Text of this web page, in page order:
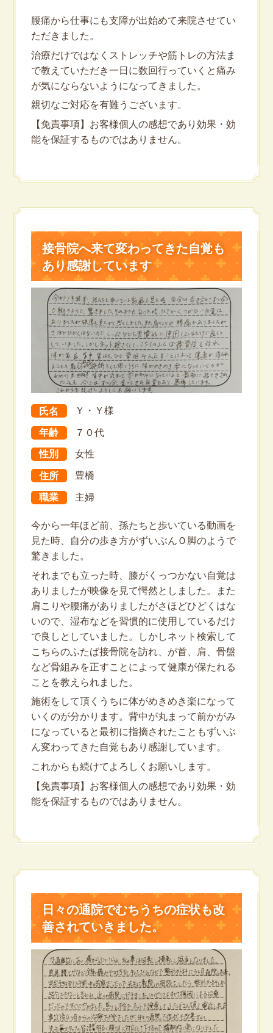
腰痛から仕事にも支障が出始めて来院させてい
ただきました。
治療だけではなくストレッチや筋トレの方法ま
で教えていただき一日に数回行っていくと痛み
が気にならないようになってきました。
親切なご対応を有難うございます。
【免責事項】お客様個人の感想であり効果・効
能を保証するものではありません。
接骨院へ来て変わってきた自覚も
あり感謝しています
氏名 Ｙ・Ｙ様
年齢 ７０代
性別 女性
住所 豊橋
職業 主婦
今から一年ほど前、孫たちと歩いている動画を
見た時、自分の歩き方がずいぶんＯ脚のようで
驚きました。
それまでも立った時、膝がくっつかない自覚は
ありましたが映像を見て愕然としました。また
肩こりや腰痛がありましたがさほどひどくはな
いので、湿布などを習慣的に使用しているだけ
で良しとしていました。しかしネット検索して
こちらのふたば接骨院を訪れ、が首、肩、骨盤
など骨組みを正すことによって健康が保たれる
ことを教えられました。
施術をして頂くうちに体がめきめき楽になって
いくのが分かります。背中が丸まって前かがみ
になっていると最初に指摘されたこともずいぶ
ん変わってきた自覚もあり感謝しています。
これからも続けてよろしくお願いします。
【免責事項】お客様個人の感想であり効果・効
能を保証するものではありません。
日々の通院でむちうちの症状も改
善されていきました。